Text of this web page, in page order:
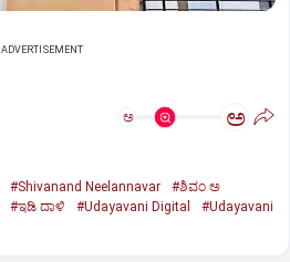
ADVERTISEMENT
ಅ ಅ
#Shivanand Neelannavar
#ಶಿವಂ ಅ
#ಇಡಿ ದಾಳಿ #Udayavani Digital
#Udayavani